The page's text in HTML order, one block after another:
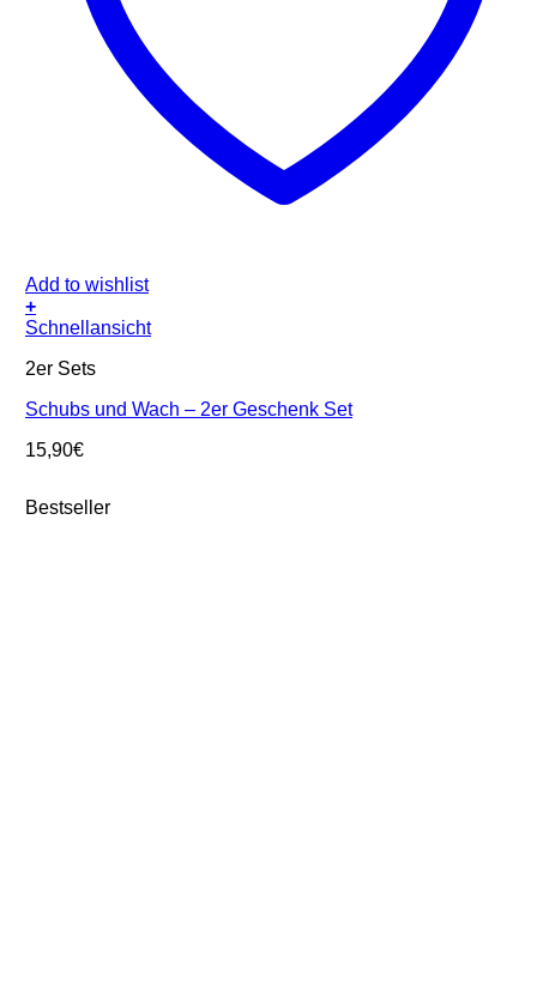
Add to wishlist
+
Schnellansicht
2er Sets
Schubs und Wach – 2er Geschenk Set
15,90€
Bestseller